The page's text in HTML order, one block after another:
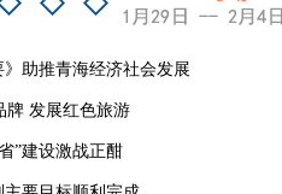
》助推青海经济社会发展
牌 发展红色旅游
”建设激战正酣